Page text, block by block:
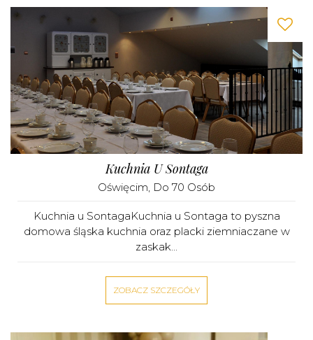
Kuchnia U Sontaga
Oświęcim, Do 70 Osób
Kuchnia u SontagaKuchnia u Sontaga to pyszna
domowa śląska kuchnia oraz placki ziemniaczane w
zaskak...
ZOBACZ SZCZEGÓŁY